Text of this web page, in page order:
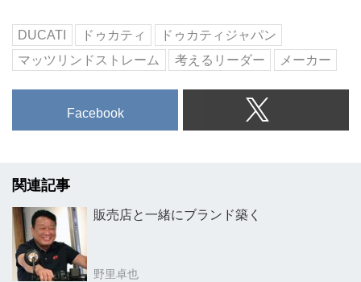
DUCATI ドゥカティ
ドゥカティジャパン
マッツリンドストレーム
考えるリーダー メーカー
Facebook
関連記事
販売店と一緒にブランド築く
野里卓也